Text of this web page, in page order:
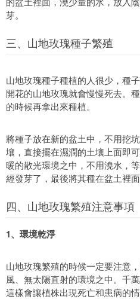
芽。
三、山地玫瑰種子繁殖
山地玫瑰種子種植的人很少，種
開花的山地玫瑰就會慢慢死去。
的時候再拿出來種植。
將種子放在新的盆土中，不用挖
壤，直接擺在濕潤的土壤上面即
暖的散光環境之中，不用澆水，
經發芽了，最後將其種在盆土裡面
四、山地玫瑰繁殖注意事項
1、環境乾淨
山地玫瑰繁殖的時候一定要注意
風、無太陽直射的環境之中。千
這樣會讓植株出現死亡和患病的情